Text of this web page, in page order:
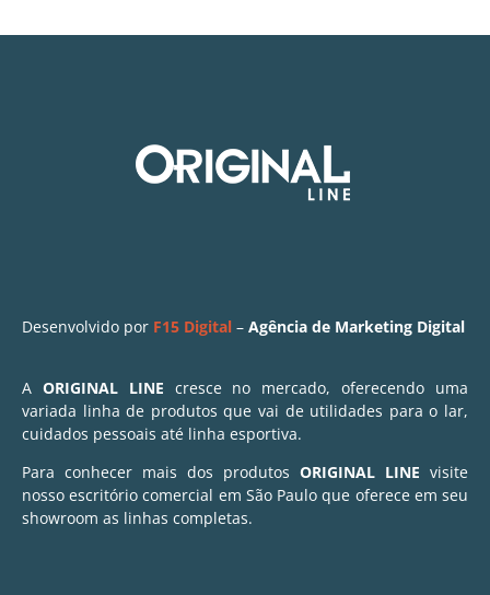
Desenvolvido por F15 Digital – Agência de Marketing Digital
A ORIGINAL LINE cresce no mercado, oferecendo uma
variada linha de produtos que vai de utilidades para o lar,
cuidados pessoais até linha esportiva.
Para conhecer mais dos produtos ORIGINAL LINE visite
nosso escritório comercial em São Paulo que oferece em seu
showroom as linhas completas.